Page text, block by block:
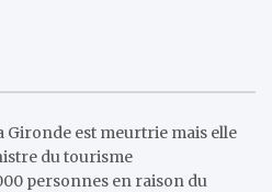
Gironde est meurtrie mais elle
du tourisme
personnes en raison du